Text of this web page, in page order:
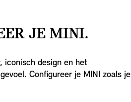
JE MINI.
iconisch design en het
Configureer je MINI zoals je